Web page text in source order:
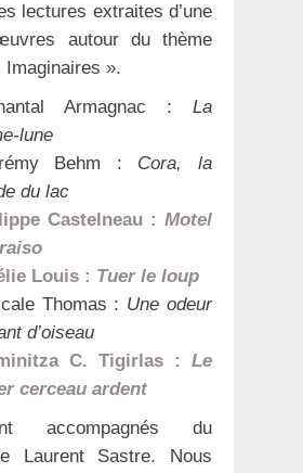
lectures extraites d’une
autour du thème
Imaginaires ».
Armagnac : La
lune
Behm : Cora, la
du lac
Castelneau : Motel
Louis : Tuer le loup
Thomas : Une odeur
d’oiseau
C. Tigirlas : Le
cerceau ardent
accompagnés du
Laurent Sastre. Nous